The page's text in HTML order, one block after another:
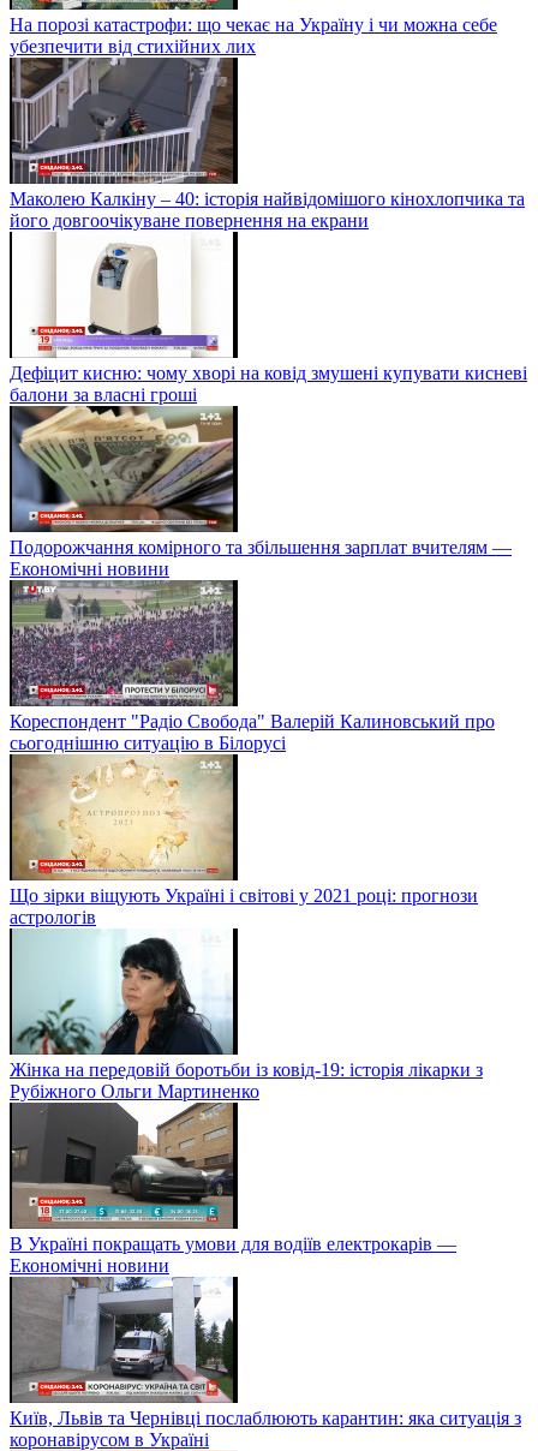
На порозі катастрофи: що чекає на Україну і чи можна себе
убезпечити від стихійних лих
Маколею Калкіну – 40: історія найвідомішого кінохлопчика та
його довгоочікуване повернення на екрани
Дефіцит кисню: чому хворі на ковід змушені купувати кисневі
балони за власні гроші
Подорожчання комірного та збільшення зарплат вчителям —
Економічні новини
Кореспондент "Радіо Свобода" Валерій Калиновський про
сьогоднішню ситуацію в Білорусі
Що зірки віщують Україні і світові у 2021 році: прогнози
астрологів
Жінка на передовій боротьби із ковід-19: історія лікарки з
Рубіжного Ольги Мартиненко
В Україні покращать умови для водіїв електрокарів —
Економічні новини
Київ, Львів та Чернівці послаблюють карантин: яка ситуація з
коронавірусом в Україні